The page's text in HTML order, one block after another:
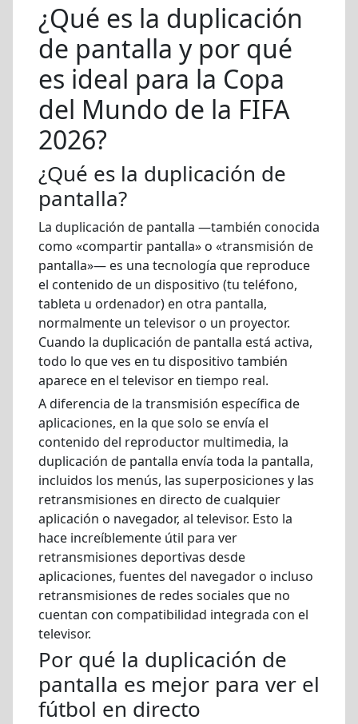
¿Qué es la duplicación
de pantalla y por qué
es ideal para la Copa
del Mundo de la FIFA
2026?
¿Qué es la duplicación de
pantalla?
La duplicación de pantalla —también conocida
como «compartir pantalla» o «transmisión de
pantalla»— es una tecnología que reproduce
el contenido de un dispositivo (tu teléfono,
tableta u ordenador) en otra pantalla,
normalmente un televisor o un proyector.
Cuando la duplicación de pantalla está activa,
todo lo que ves en tu dispositivo también
aparece en el televisor en tiempo real.
A diferencia de la transmisión específica de
aplicaciones, en la que solo se envía el
contenido del reproductor multimedia, la
duplicación de pantalla envía toda la pantalla,
incluidos los menús, las superposiciones y las
retransmisiones en directo de cualquier
aplicación o navegador, al televisor. Esto la
hace increíblemente útil para ver
retransmisiones deportivas desde
aplicaciones, fuentes del navegador o incluso
retransmisiones de redes sociales que no
cuentan con compatibilidad integrada con el
televisor.
Por qué la duplicación de
pantalla es mejor para ver el
fútbol en directo